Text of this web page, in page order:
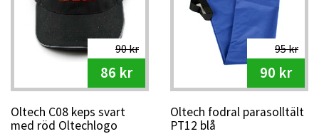
90 kr
86 kr
Oltech C08 keps svart
med röd Oltechlogo
95 kr
90 kr
Oltech fodral parasolltält
PT12 blå